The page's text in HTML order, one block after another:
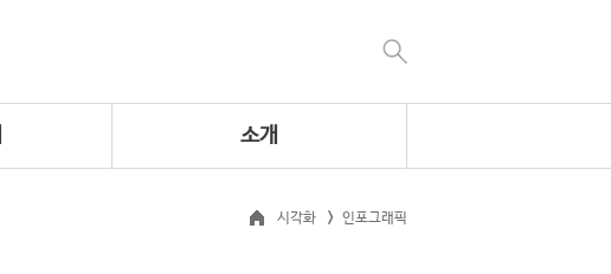
소개
시각화 인포그래픽